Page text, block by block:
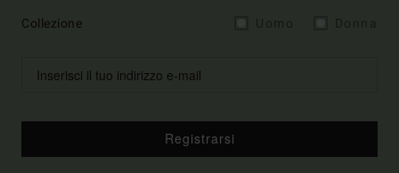
Collezione
Registrarsi